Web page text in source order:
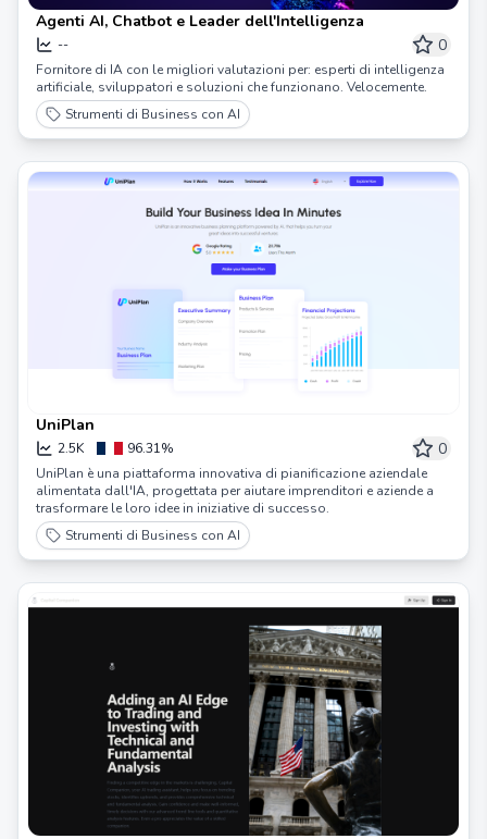
Agenti AI, Chatbot e Leader dell'Intelligenza
-- 0
Fornitore di IA con le migliori valutazioni per: esperti di intelligenza
artificiale, sviluppatori e soluzioni che funzionano. Velocemente.
Strumenti di Business con AI
UniPlan
2.5K 96.31% 0
UniPlan è una piattaforma innovativa di pianificazione aziendale
alimentata dall'IA, progettata per aiutare imprenditori e aziende a
trasformare le loro idee in iniziative di successo.
Strumenti di Business con AI